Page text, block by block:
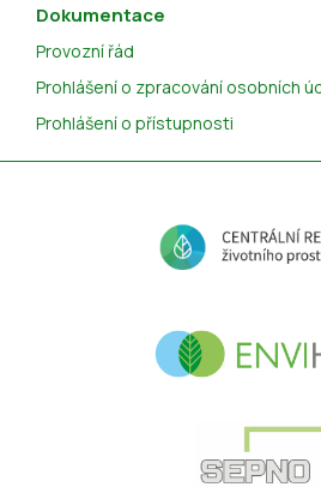
Dokumentace
Provozní řád
Prohlášení o zpracování osobních
Prohlášení o přístupnosti